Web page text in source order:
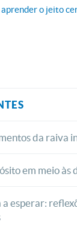
o jeito
da raiva
em meio às
esperar: